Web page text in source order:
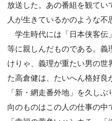
放送した。あの番組を観てい
人が生きているかのような不
学生時代には「日本侠客伝
等に親しんだものである。義
けりゃ、義理が重たい男の世
た高倉健は、たいへん格好良
「新・網走番外地」を久し
向のものはこの人の仕事の中